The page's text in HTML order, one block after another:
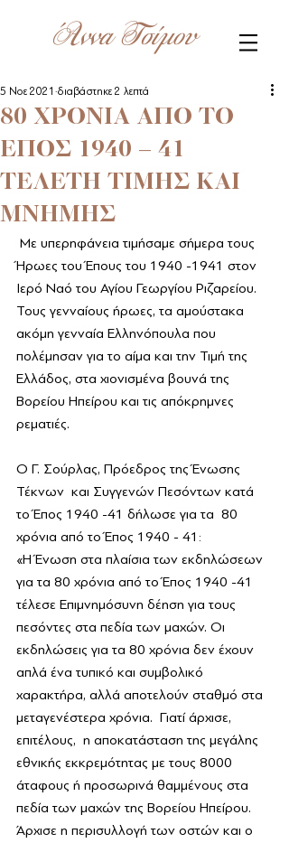
Άννα Τσίμου
80 ΧΡΟΝΙΑ ΑΠΟ ΤΟ
ΕΠΟΣ 1940 – 41
ΤΕΛΕΤΗ ΤΙΜΗΣ ΚΑΙ
ΜΝΗΜΗΣ
5 Νοε 2021 διαβάστηκε 2 λεπτά
Ήρωες του Έπους του 1940 -1941 στον
Ιερό Ναό του Αγίου Γεωργίου Ριζαρείου.
Τους γενναίους ήρωες, τα αμούστακα
ακόμη γενναία Ελληνόπουλα που
πολέμησαν για το αίμα και την Τιμή της
Ελλάδος, στα χιονισμένα βουνά της
Βορείου Ηπείρου και τις απόκρημνες
ρεματιές.
Ο Γ. Σούρλας, Πρόεδρος της Ένωσης
Τέκνων  και Συγγενών Πεσόντων κατά
το Έπος 1940 -41 δήλωσε για τα  80
χρόνια από το Έπος 1940 - 41:
«Η Ένωση στα πλαίσια των εκδηλώσεων
για τα 80 χρόνια από το Έπος 1940 -41
τέλεσε Επιμνημόσυνη δέηση για τους
πεσόντες στα πεδία των μαχών. Οι
εκδηλώσεις για τα 80 χρόνια δεν έχουν
απλά ένα τυπικό και συμβολικό
χαρακτήρα, αλλά αποτελούν σταθμό στα
μεταγενέστερα χρόνια.  Γιατί άρχισε,
επιτέλους,  η αποκατάσταση της μεγάλης
εθνικής εκκρεμότητας με τους 8000
άταφους ή προσωρινά θαμμένους στα
πεδία των μαχών της Βορείου Ηπείρου.
Άρχισε η περισυλλογή των οστών και ο